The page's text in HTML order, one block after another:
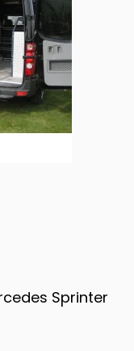
Sprinter